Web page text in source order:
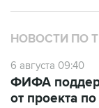
НОВОСТИ ПО
6 августа 09:40
ФИФА
от проекта